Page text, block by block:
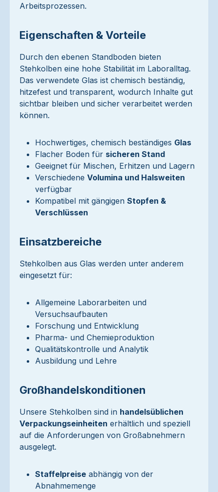
Arbeitsprozessen.
Eigenschaften & Vorteile
Durch den ebenen Standboden bieten
Stehkolben eine hohe Stabilität im Laboralltag.
Das verwendete Glas ist chemisch beständig,
hitzefest und transparent, wodurch Inhalte gut
sichtbar bleiben und sicher verarbeitet werden
können.
Hochwertiges, chemisch beständiges Glas
Flacher Boden für sicheren Stand
Geeignet für Mischen, Erhitzen und Lagern
Verschiedene Volumina und Halsweiten
verfügbar
Kompatibel mit gängigen Stopfen &
Verschlüssen
Einsatzbereiche
Stehkolben aus Glas werden unter anderem
eingesetzt für:
Allgemeine Laborarbeiten und
Versuchsaufbauten
Forschung und Entwicklung
Pharma- und Chemieproduktion
Qualitätskontrolle und Analytik
Ausbildung und Lehre
Großhandelskonditionen
Unsere Stehkolben sind in handelsüblichen
Verpackungseinheiten erhältlich und speziell
auf die Anforderungen von Großabnehmern
ausgelegt.
Staffelpreise abhängig von der
Abnahmemenge